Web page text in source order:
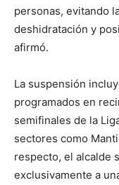
personas, evitando
deshidratación y
afirmó.
La suspensión
programados en
semifinales de la
sectores como
respecto, el alcalde
exclusivamente a